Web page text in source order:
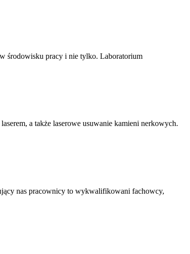
środowisku pracy i nie tylko. Laboratorium
a także laserowe usuwanie kamieni nerkowych.
nas pracownicy to wykwalifikowani fachowcy,